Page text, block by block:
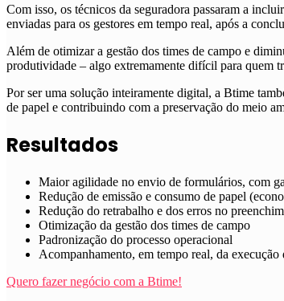
Com isso, os técnicos da seguradora passaram a
enviadas para os gestores em tempo real, após a
Além de otimizar a gestão dos times de campo e
produtividade – algo extremamente difícil para quem
Por ser uma solução inteiramente digital, a Btime
de papel e contribuindo com a preservação do meio
Resultados
Maior agilidade no envio de formulários, com
Redução de emissão e consumo de papel
Redução do retrabalho e dos erros no
Otimização da gestão dos times de campo
Padronização do processo operacional
Acompanhamento, em tempo real, da execução
Quero fazer negócio com a Btime!